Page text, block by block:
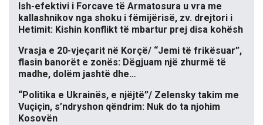
Ish-efektivi i Forcave të Armatosura u vra me
kallashnikov nga shoku i fëmijërisë, zv. drejtori i
Hetimit: Kishin konflikt të mbartur prej disa kohësh
Vrasja e 20-vjeçarit në Korçë/ “Jemi të frikësuar”,
flasin banorët e zonës: Dëgjuam një zhurmë të
madhe, dolëm jashtë dhe…
“Politika e Ukrainës, e njëjtë”/ Zelensky takim me
Vuçiçin, s’ndryshon qëndrim: Nuk do ta njohim
Kosovën